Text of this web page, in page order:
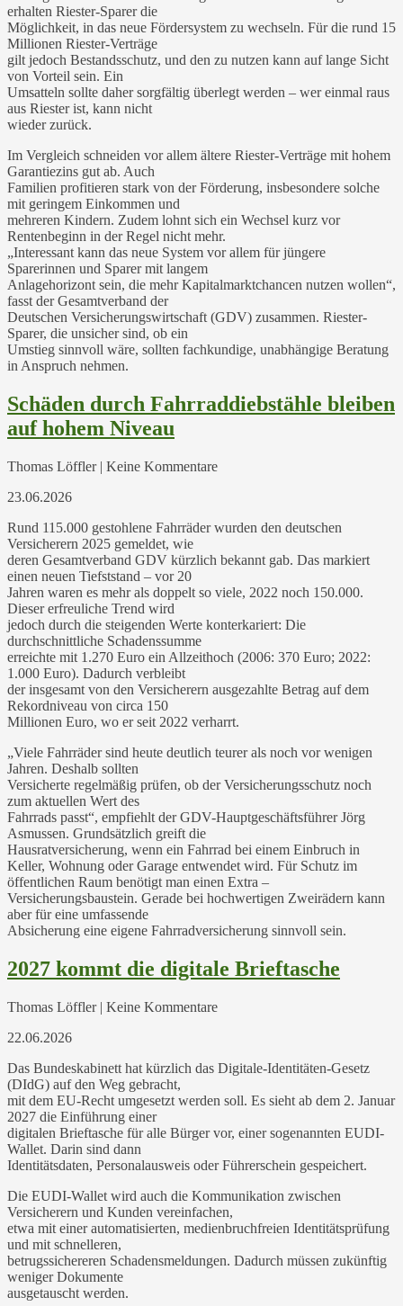
erhalten Riester-Sparer die
Möglichkeit, in das neue Fördersystem zu wechseln. Für die rund 15
Millionen Riester-Verträge
gilt jedoch Bestandsschutz, und den zu nutzen kann auf lange Sicht
von Vorteil sein. Ein
Umsatteln sollte daher sorgfältig überlegt werden – wer einmal raus
aus Riester ist, kann nicht
wieder zurück.
Im Vergleich schneiden vor allem ältere Riester-Verträge mit hohem
Garantiezins gut ab. Auch
Familien profitieren stark von der Förderung, insbesondere solche
mit geringem Einkommen und
mehreren Kindern. Zudem lohnt sich ein Wechsel kurz vor
Rentenbeginn in der Regel nicht mehr.
„Interessant kann das neue System vor allem für jüngere
Sparerinnen und Sparer mit langem
Anlagehorizont sein, die mehr Kapitalmarktchancen nutzen wollen“,
fasst der Gesamtverband der
Deutschen Versicherungswirtschaft (GDV) zusammen. Riester-
Sparer, die unsicher sind, ob ein
Umstieg sinnvoll wäre, sollten fachkundige, unabhängige Beratung
in Anspruch nehmen.
Schäden durch Fahrraddiebstähle bleiben
auf hohem Niveau
Thomas Löffler | Keine Kommentare
23.06.2026
Rund 115.000 gestohlene Fahrräder wurden den deutschen
Versicherern 2025 gemeldet, wie
deren Gesamtverband GDV kürzlich bekannt gab. Das markiert
einen neuen Tiefststand – vor 20
Jahren waren es mehr als doppelt so viele, 2022 noch 150.000.
Dieser erfreuliche Trend wird
jedoch durch die steigenden Werte konterkariert: Die
durchschnittliche Schadenssumme
erreichte mit 1.270 Euro ein Allzeithoch (2006: 370 Euro; 2022:
1.000 Euro). Dadurch verbleibt
der insgesamt von den Versicherern ausgezahlte Betrag auf dem
Rekordniveau von circa 150
Millionen Euro, wo er seit 2022 verharrt.
„Viele Fahrräder sind heute deutlich teurer als noch vor wenigen
Jahren. Deshalb sollten
Versicherte regelmäßig prüfen, ob der Versicherungsschutz noch
zum aktuellen Wert des
Fahrrads passt“, empfiehlt der GDV-Hauptgeschäftsführer Jörg
Asmussen. Grundsätzlich greift die
Hausratversicherung, wenn ein Fahrrad bei einem Einbruch in
Keller, Wohnung oder Garage entwendet wird. Für Schutz im
öffentlichen Raum benötigt man einen Extra –
Versicherungsbaustein. Gerade bei hochwertigen Zweirädern kann
aber für eine umfassende
Absicherung eine eigene Fahrradversicherung sinnvoll sein.
2027 kommt die digitale Brieftasche
Thomas Löffler | Keine Kommentare
22.06.2026
Das Bundeskabinett hat kürzlich das Digitale-Identitäten-Gesetz
(DIdG) auf den Weg gebracht,
mit dem EU-Recht umgesetzt werden soll. Es sieht ab dem 2. Januar
2027 die Einführung einer
digitalen Brieftasche für alle Bürger vor, einer sogenannten EUDI-
Wallet. Darin sind dann
Identitätsdaten, Personalausweis oder Führerschein gespeichert.
Die EUDI-Wallet wird auch die Kommunikation zwischen
Versicherern und Kunden vereinfachen,
etwa mit einer automatisierten, medienbruchfreien Identitätsprüfung
und mit schnelleren,
betrugssichereren Schadensmeldungen. Dadurch müssen zukünftig
weniger Dokumente
ausgetauscht werden.